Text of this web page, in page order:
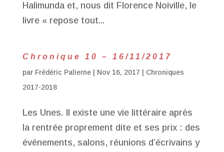
Halimunda et, nous dit Florence Noiville, le
livre « repose tout...
Chronique 10 – 16/11/2017
par Frédéric Palierne| Nov 16, 2017
Chroniques
2017-2018
Les Unes. Il existe une vie littéraire après
la rentrée proprement dite et ses prix : des
événements, salons, réunions d’écrivains y